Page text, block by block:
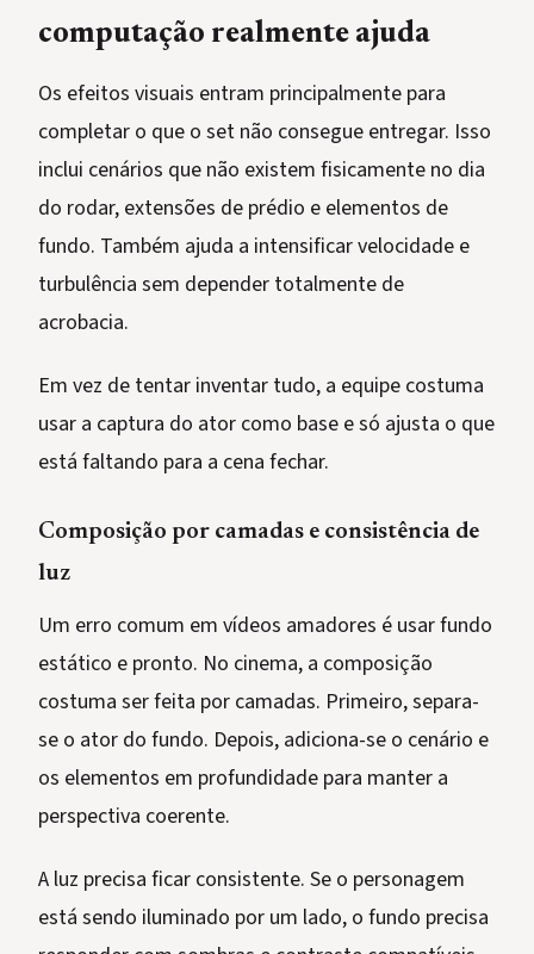
computação realmente ajuda
Os efeitos visuais entram principalmente para
completar o que o set não consegue entregar. Isso
inclui cenários que não existem fisicamente no dia
do rodar, extensões de prédio e elementos de
fundo. Também ajuda a intensificar velocidade e
turbulência sem depender totalmente de
acrobacia.
Em vez de tentar inventar tudo, a equipe costuma
usar a captura do ator como base e só ajusta o que
está faltando para a cena fechar.
Composição por camadas e consistência de
luz
Um erro comum em vídeos amadores é usar fundo
estático e pronto. No cinema, a composição
costuma ser feita por camadas. Primeiro, separa-
se o ator do fundo. Depois, adiciona-se o cenário e
os elementos em profundidade para manter a
perspectiva coerente.
A luz precisa ficar consistente. Se o personagem
está sendo iluminado por um lado, o fundo precisa